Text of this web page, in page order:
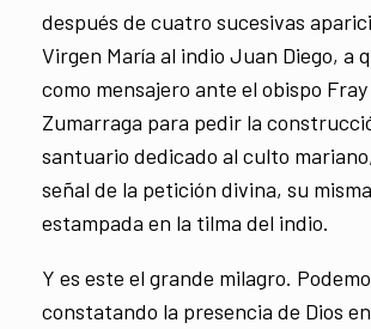
después de cuatro sucesivas
Virgen María al indio Juan Diego, a
como mensajero ante el obispo
Zumarraga para pedir la
santuario dedicado al culto
señal de la petición divina, su
estampada en la tilma del indio.
Y es este el grande milagro.
constatando la presencia de Dios